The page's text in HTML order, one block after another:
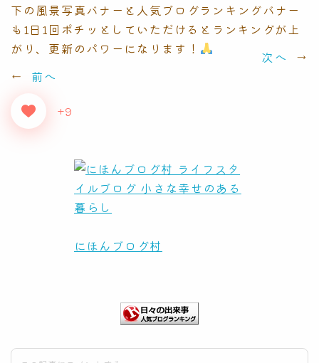
下の風景写真バナーと人気ブログランキングバナー
も1日1回ポチッとしていただけるとランキングが上
がり、更新のパワーになります！
次へ
→
←
前へ
+9
にほんブログ村